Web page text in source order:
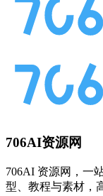
706AI资源网
706AI 资源网，一
型、教程与素材，